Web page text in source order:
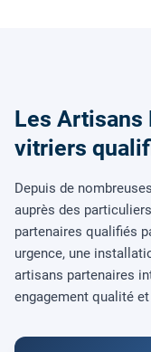
Les Artisans
vitriers
Depuis de
auprès des
partenaires qualifiés
urgence, une
artisans partenaires
engagement qualité